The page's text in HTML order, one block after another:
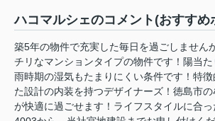
ハコマルシェのコメント(おすすめ
築5年の物件で充実した毎日を過ごしません
チリなマンションタイプの物件です！陽当
雨時期の湿気もたまりにくい条件です！特
た設計の内装を持つデザイナーズ！徳島市の
が快適に過ごせます！ライフスタイルに合